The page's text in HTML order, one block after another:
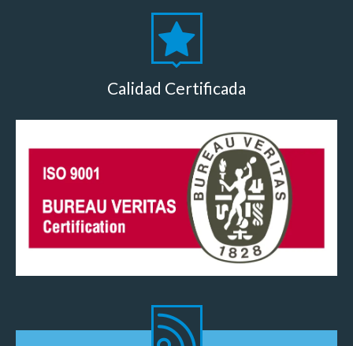
Calidad Certificada